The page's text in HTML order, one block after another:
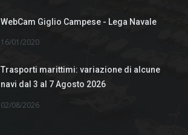
WebCam Giglio Campese - Lega Navale
16/01/2020
Trasporti marittimi: variazione di alcune
navi dal 3 al 7 Agosto 2026
02/08/2026